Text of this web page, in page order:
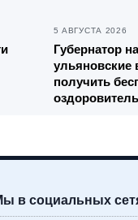
5 АВГУСТА 2026
Губернатор
ульяновские
получить
в социальных